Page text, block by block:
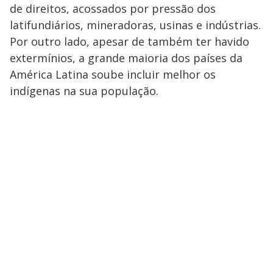
de direitos, acossados por pressão dos
latifundiários, mineradoras, usinas e indústrias.
Por outro lado, apesar de também ter havido
extermínios, a grande maioria dos países da
América Latina soube incluir melhor os
indígenas na sua população.